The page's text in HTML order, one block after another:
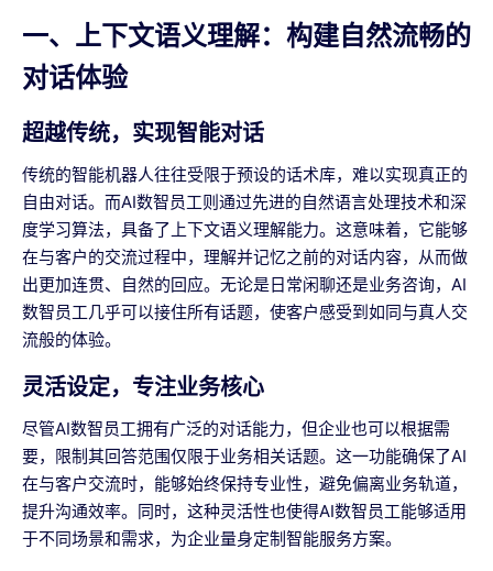
一、上下文语义理解：构建自然流畅的
对话体验
超越传统，实现智能对话
传统的智能机器人往往受限于预设的话术库，难以实现真正的
自由对话。而AI数智员工则通过先进的自然语言处理技术和深
度学习算法，具备了上下文语义理解能力。这意味着，它能够
在与客户的交流过程中，理解并记忆之前的对话内容，从而做
出更加连贯、自然的回应。无论是日常闲聊还是业务咨询，AI
数智员工几乎可以接住所有话题，使客户感受到如同与真人交
流般的体验。
灵活设定，专注业务核心
尽管AI数智员工拥有广泛的对话能力，但企业也可以根据需
要，限制其回答范围仅限于业务相关话题。这一功能确保了AI
在与客户交流时，能够始终保持专业性，避免偏离业务轨道，
提升沟通效率。同时，这种灵活性也使得AI数智员工能够适用
于不同场景和需求，为企业量身定制智能服务方案。